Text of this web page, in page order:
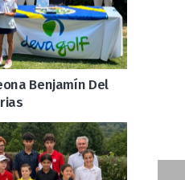
Benjamín Del